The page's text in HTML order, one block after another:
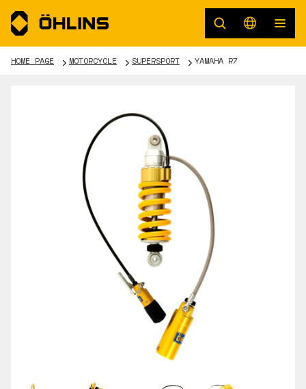
HOME PAGE MOTORCYCLE SUPERSPORT YAMAHA R7